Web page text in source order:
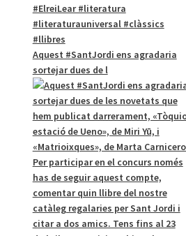
Aquest #SantJordi ens agradaria
sortejar dues de l